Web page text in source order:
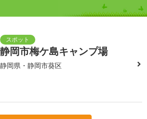
静岡市梅ケ島キャンプ場
静岡県・静岡市葵区